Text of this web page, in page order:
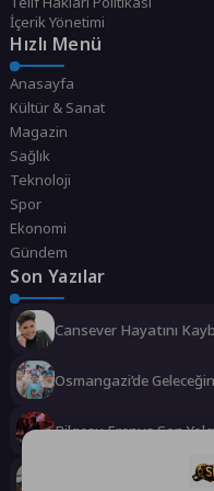
İçerik Yönetimi
Hızlı Menü
Anasayfa
Kültür & Sanat
Magazin
Sağlık
Teknoloji
Spor
Ekonomi
Gündem
Son Yazılar
Cansever Hayatını
Osmangazi’de
Bilgesu Erenus Son
Urla Belediyesi’nden